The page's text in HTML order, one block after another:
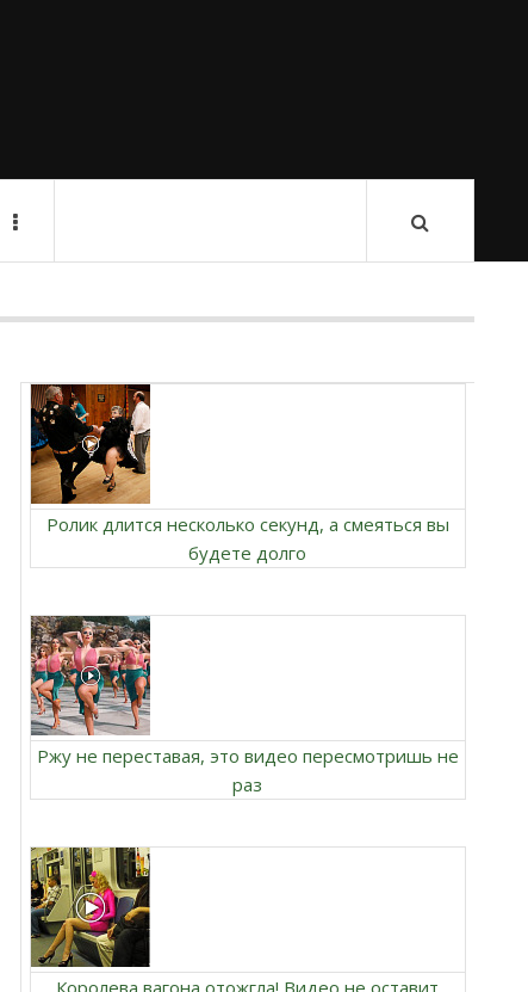
Ролик длится несколько секунд, а смеяться вы
будете долго
Ржу не переставая, это видео пересмотришь не
раз
Королева вагона отожгла! Видео не оставит